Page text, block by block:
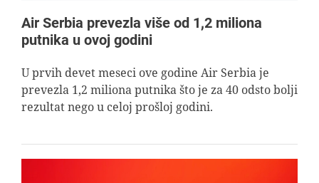
Air Serbia prevezla više od 1,2 miliona
putnika u ovoj godini
U prvih devet meseci ove godine Air Serbia je
prevezla 1,2 miliona putnika što je za 40 odsto bolji
rezultat nego u celoj prošloj godini.